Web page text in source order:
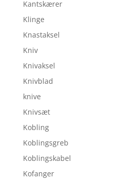
Kantskærer
Klinge
Knastaksel
Kniv
Knivaksel
Knivblad
knive
Knivsæt
Kobling
Koblingsgreb
Koblingskabel
Kofanger